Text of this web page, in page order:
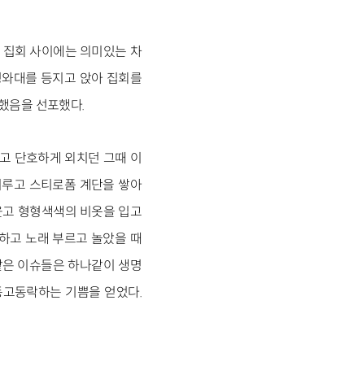
회 사이에는 의미있는 차
대를 등지고 앉아 집회를
음을 선포했다.
단호하게 외치던 그때 이
고 스티로폼 계단을 쌓아
형형색색의 비옷을 입고
고 노래 부르고 놀았을 때
이슈들은 하나같이 생명
동락하는 기쁨을 얻었다.